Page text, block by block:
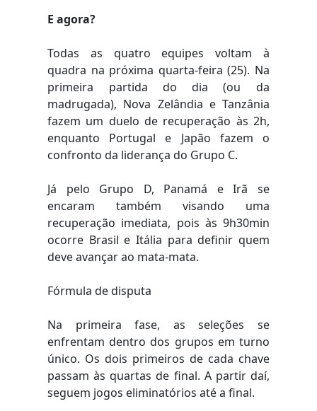
E agora?
Todas as quatro equipes voltam à
quadra na próxima quarta-feira (25). Na
primeira partida do dia (ou da
madrugada), Nova Zelândia e Tanzânia
fazem um duelo de recuperação às 2h,
enquanto Portugal e Japão fazem o
confronto da liderança do Grupo C.
Já pelo Grupo D, Panamá e Irã se
encaram também visando uma
recuperação imediata, pois às 9h30min
ocorre Brasil e Itália para definir quem
deve avançar ao mata-mata.
Fórmula de disputa
Na primeira fase, as seleções se
enfrentam dentro dos grupos em turno
único. Os dois primeiros de cada chave
passam às quartas de final. A partir daí,
seguem jogos eliminatórios até a final.